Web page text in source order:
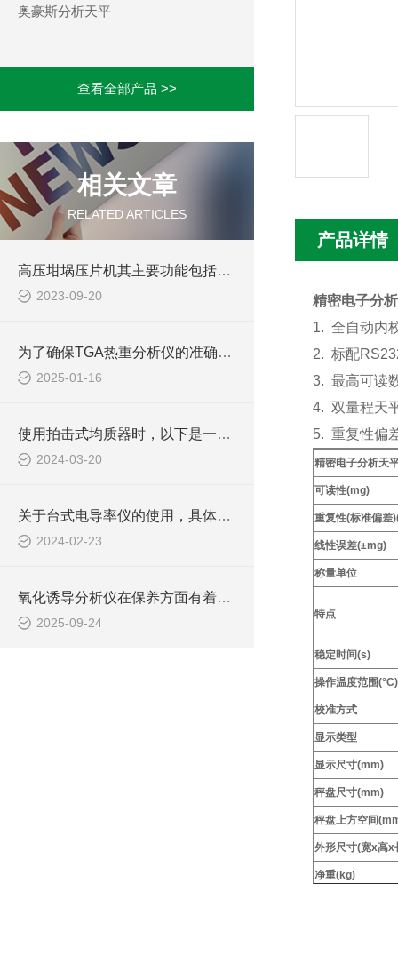
奥豪斯分析天平
查看全部产品 >>
相关文章
RELATED ARTICLES
高压坩埚压片机其主要功能包括以下几个方面
2023-09-20
为了确保TGA热重分析仪的准确性和可靠性，日常保养至关重要
2025-01-16
使用拍击式均质器时，以下是一些需要注意的事项
2024-03-20
关于台式电导率仪的使用，具体步骤如下！
2024-02-23
氧化诱导分析仪在保养方面有着怎样的技巧呢？
2025-09-24
产品详情
精密电子分
1. 全自动内
2. 标配
3. 最高可读
4. 双量程天
5. 重复性偏
精密电子分析天
可读性(mg)
重复性(标准偏差
线性误差(±mg)
称量单位
特点
稳定时间(s)
操作温度范围(°C)
校准方式
显示类型
显示尺寸(mm)
秤盘尺寸(mm)
秤盘上方空间
外形尺寸(宽x高
净重(kg)